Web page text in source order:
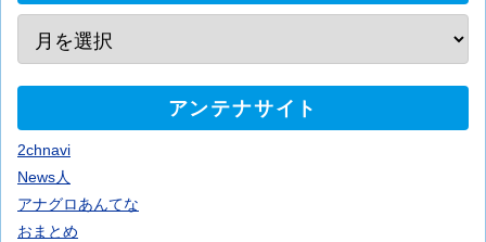
アンテナサイト
2chnavi
News人
アナグロあんてな
おまとめ